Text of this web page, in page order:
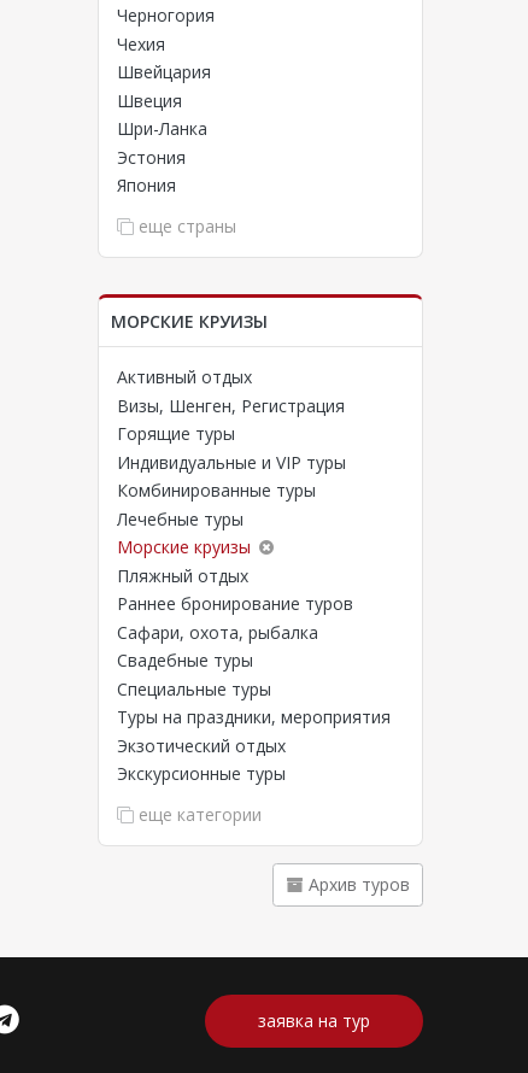
Черногория
Чехия
Швейцария
Швеция
Шри-Ланка
Эстония
Япония
еще страны
МОРСКИЕ КРУИЗЫ
Активный отдых
Визы, Шенген, Регистрация
Горящие туры
Индивидуальные и VIP туры
Комбинированные туры
Лечебные туры
Морские круизы
Пляжный отдых
Раннее бронирование туров
Сафари, охота, рыбалка
Свадебные туры
Специальные туры
Туры на праздники, мероприятия
Экзотический отдых
Экскурсионные туры
еще категории
Архив туров
заявка на тур